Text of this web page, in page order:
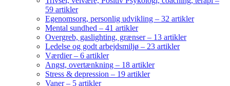
59 artikler
Egenomsorg, personlig udvikling – 32 artikler
Mental sundhed – 41 artikler
Overgreb, gaslighting, grænser – 13 artikler
Ledelse og godt arbejdsmiljø – 23 artikler
Værdier – 6 artikler
Angst, overtænkning – 18 artikler
Stress & depression – 19 artikler
Vaner – 5 artikler